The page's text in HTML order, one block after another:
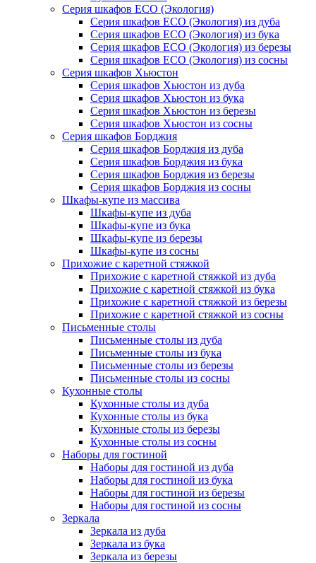
Серия шкафов ECO (Экология)
Серия шкафов ECO (Экология) из дуба
Серия шкафов ECO (Экология) из бука
Серия шкафов ECO (Экология) из березы
Серия шкафов ECO (Экология) из сосны
Серия шкафов Хьюстон
Серия шкафов Хьюстон из дуба
Серия шкафов Хьюстон из бука
Серия шкафов Хьюстон из березы
Серия шкафов Хьюстон из сосны
Серия шкафов Борджия
Серия шкафов Борджия из дуба
Серия шкафов Борджия из бука
Серия шкафов Борджия из березы
Серия шкафов Борджия из сосны
Шкафы-купе из массива
Шкафы-купе из дуба
Шкафы-купе из бука
Шкафы-купе из березы
Шкафы-купе из сосны
Прихожие с каретной стяжкой
Прихожие с каретной стяжкой из дуба
Прихожие с каретной стяжкой из бука
Прихожие с каретной стяжкой из березы
Прихожие с каретной стяжкой из сосны
Письменные столы
Письменные столы из дуба
Письменные столы из бука
Письменные столы из березы
Письменные столы из сосны
Кухонные столы
Кухонные столы из дуба
Кухонные столы из бука
Кухонные столы из березы
Кухонные столы из сосны
Наборы для гостиной
Наборы для гостиной из дуба
Наборы для гостиной из бука
Наборы для гостиной из березы
Наборы для гостиной из сосны
Зеркала
Зеркала из дуба
Зеркала из бука
Зеркала из березы